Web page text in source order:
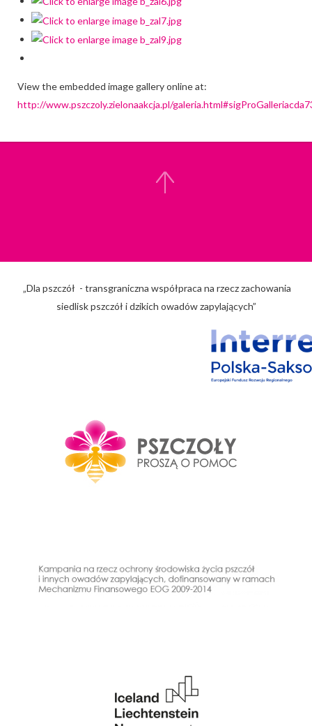
View the embedded image gallery online at:
http://www.pszczoly.zielonaakcja.pl/
„Dla pszczół - transgraniczna współpraca na rzecz zachowania
siedlisk pszczół i dzikich owadów zapylających”